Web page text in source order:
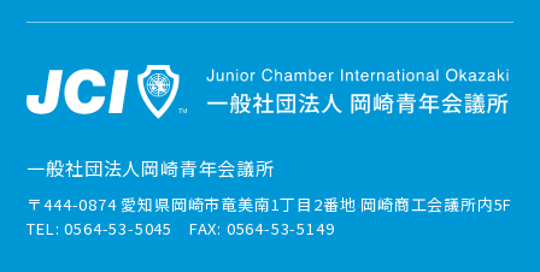
一般社団法人岡崎青年会議所
〒444-0874 愛知県岡崎市竜美南1丁目2番地 岡崎商工会議所内5F
TEL: 0564-53-5045 FAX: 0564-53-5149